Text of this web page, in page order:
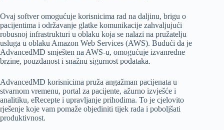
Ovaj softver omogućuje korisnicima rad na daljinu, brigu o
pacijentima i održavanje glatke komunikacije zahvaljujući
robusnoj infrastrukturi u oblaku koja se nalazi na pružatelju
usluga u oblaku Amazon Web Services (AWS). Budući da je
AdvancedMD smješten na AWS-u, omogućuje izvanredne
brzine, pouzdanost i snažnu sigurnost podataka.
AdvancedMD korisnicima pruža angažman pacijenata u
stvarnom vremenu, portal za pacijente, ažurno izvješće i
analitiku, eRecepte i upravljanje prihodima. To je cjelovito
rješenje koje vam pomaže objediniti tijek rada i poboljšati
produktivnost.